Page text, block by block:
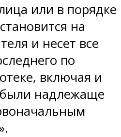
или в порядке
на
и несет все
по
включая и
надлежаще